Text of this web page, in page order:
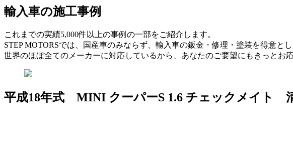
輸入車の施工事例
これまでの実績5,000件以上の事例の一部をご紹介します。
STEP MOTORSでは、国産車のみならず、輸入車の鈑金・修理・塗装を得意とし
世界のほぼ全てのメーカーに対応しているから、あなたのご要望にもきっとお応
平成18年式 MINI クーパーS 1.6 チェックメイト